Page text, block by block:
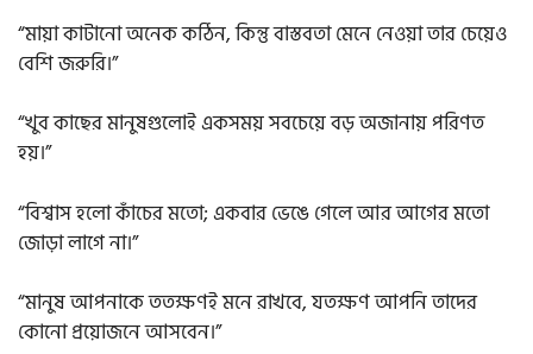
“মায়া কাটানো অনেক কঠিন, কিন্তু বাস্তবতা মেনে নেওয়া তার চেয়েও
বেশি জরুরি।”
“খুব কাছের মানুষগুলোই একসময় সবচেয়ে বড় অজানায় পরিণত
হয়।”
“বিশ্বাস হলো কাঁচের মতো; একবার ভেঙে গেলে আর আগের মতো
জোড়া লাগে না।”
“মানুষ আপনাকে ততক্ষণই মনে রাখবে, যতক্ষণ আপনি তাদের
কোনো প্রয়োজনে আসবেন।”